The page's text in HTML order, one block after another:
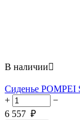
В наличии
Сиденье POMPEI
+
−
6 557 ₽